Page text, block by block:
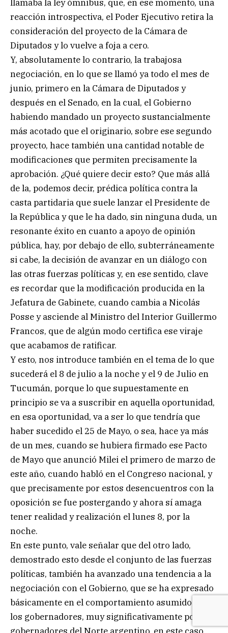
llamaba la ley ómnibus, que, en ese momento, una
reacción introspectiva, el Poder Ejecutivo retira la
consideración del proyecto de la Cámara de
Diputados y lo vuelve a foja a cero.
Y, absolutamente lo contrario, la trabajosa
negociación, en lo que se llamó ya todo el mes de
junio, primero en la Cámara de Diputados y
después en el Senado, en la cual, el Gobierno
habiendo mandado un proyecto sustancialmente
más acotado que el originario, sobre ese segundo
proyecto, hace también una cantidad notable de
modificaciones que permiten precisamente la
aprobación. ¿Qué quiere decir esto? Que más allá
de la, podemos decir, prédica política contra la
casta partidaria que suele lanzar el Presidente de
la República y que le ha dado, sin ninguna duda, un
resonante éxito en cuanto a apoyo de opinión
pública, hay, por debajo de ello, subterráneamente
si cabe, la decisión de avanzar en un diálogo con
las otras fuerzas políticas y, en ese sentido, clave
es recordar que la modificación producida en la
Jefatura de Gabinete, cuando cambia a Nicolás
Posse y asciende al Ministro del Interior Guillermo
Francos, que de algún modo certifica ese viraje
que acabamos de ratificar.
Y esto, nos introduce también en el tema de lo que
sucederá el 8 de julio a la noche y el 9 de Julio en
Tucumán, porque lo que supuestamente en
principio se va a suscribir en aquella oportunidad,
en esa oportunidad, va a ser lo que tendría que
haber sucedido el 25 de Mayo, o sea, hace ya más
de un mes, cuando se hubiera firmado ese Pacto
de Mayo que anunció Milei el primero de marzo de
este año, cuando habló en el Congreso nacional, y
que precisamente por estos desencuentros con la
oposición se fue postergando y ahora sí amaga
tener realidad y realización el lunes 8, por la
noche.
En este punto, vale señalar que del otro lado,
demostrado esto desde el conjunto de las fuerzas
políticas, también ha avanzado una tendencia a la
negociación con el Gobierno, que se ha expresado
básicamente en el comportamiento asumido por
los gobernadores, muy significativamente por los